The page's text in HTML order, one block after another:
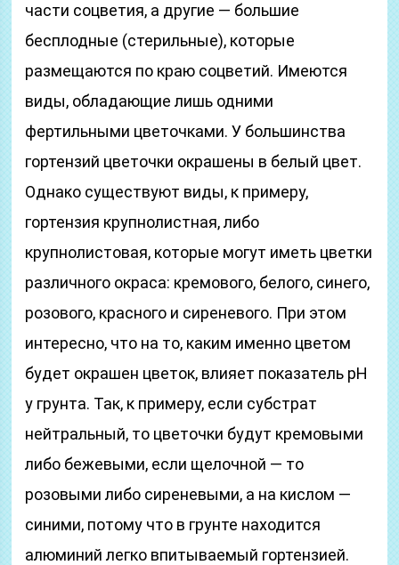
части соцветия, а другие ― большие
бесплодные (стерильные), которые
размещаются по краю соцветий. Имеются
виды, обладающие лишь одними
фертильными цветочками. У большинства
гортензий цветочки окрашены в белый цвет.
Однако существуют виды, к примеру,
гортензия крупнолистная, либо
крупнолистовая, которые могут иметь цветки
различного окраса: кремового, белого, синего,
розового, красного и сиреневого. При этом
интересно, что на то, каким именно цветом
будет окрашен цветок, влияет показатель рН
у грунта. Так, к примеру, если субстрат
нейтральный, то цветочки будут кремовыми
либо бежевыми, если щелочной ― то
розовыми либо сиреневыми, а на кислом ―
синими, потому что в грунте находится
алюминий легко впитываемый гортензией.